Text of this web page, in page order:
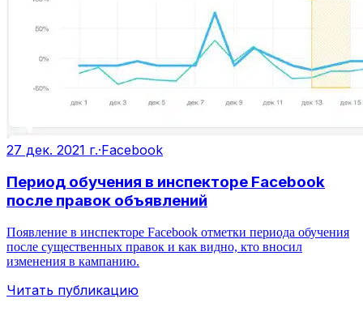
27 дек. 2021 г.·Facebook
Период обучения в инспекторе Facebook
после правок объявлений
Появление в инспекторе Facebook отметки периода обучения
после существенных правок и как видно, кто вносил
изменения в кампанию.
Читать публикацию